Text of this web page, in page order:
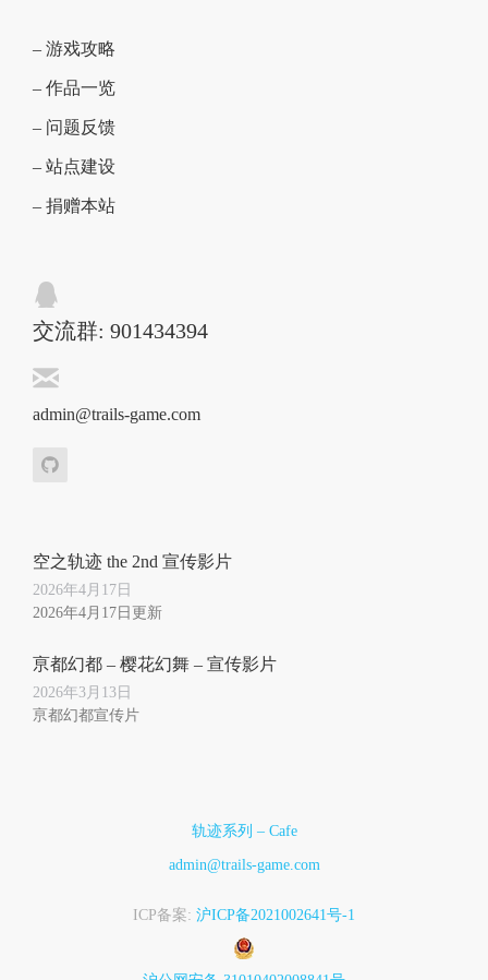
– 游戏攻略
– 作品一览
– 问题反馈
– 站点建设
– 捐赠本站
交流群: 901434394
admin@trails-game.com
空之轨迹 the 2nd 宣传影片
2026年4月17日
2026年4月17日更新
亰都幻都 – 樱花幻舞 – 宣传影片
2026年3月13日
亰都幻都宣传片
轨迹系列 – Cafe
admin@trails-game.com
ICP备案: 沪ICP备2021002641号-1